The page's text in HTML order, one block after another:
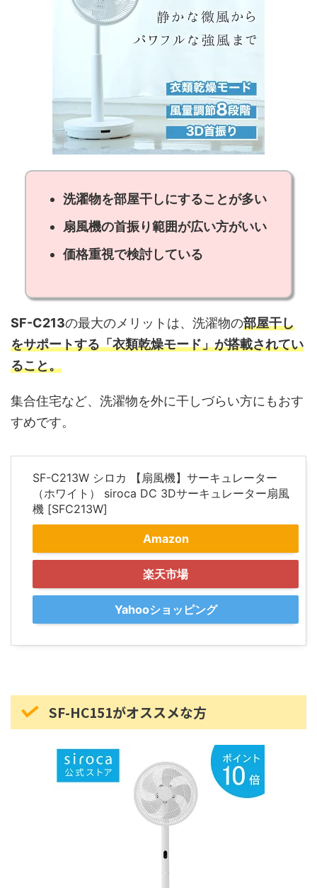
洗濯物を部屋干しにすることが多い
扇風機の首振り範囲が広い方がいい
価格重視で検討している
SF-C213の最大のメリットは、洗濯物の部屋干し
をサポートする「衣類乾燥モード」が搭載されてい
ること。
集合住宅など、洗濯物を外に干しづらい方にもおす
すめです。
SF-C213W シロカ 【扇風機】サーキュレーター
（ホワイト） siroca DC 3Dサーキュレーター扇風
機 [SFC213W]
Amazon
楽天市場
Yahooショッピング
SF-HC151がオススメな方